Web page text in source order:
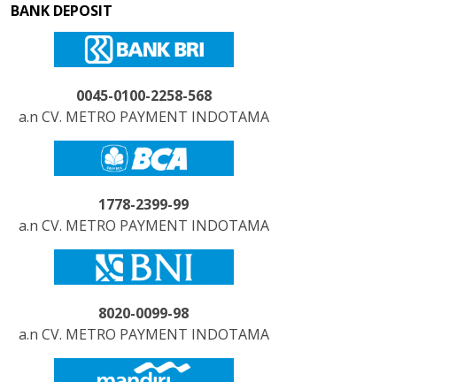
BANK DEPOSIT
0045-0100-2258-568
a.n CV. METRO PAYMENT INDOTAMA
1778-2399-99
a.n CV. METRO PAYMENT INDOTAMA
8020-0099-98
a.n CV. METRO PAYMENT INDOTAMA